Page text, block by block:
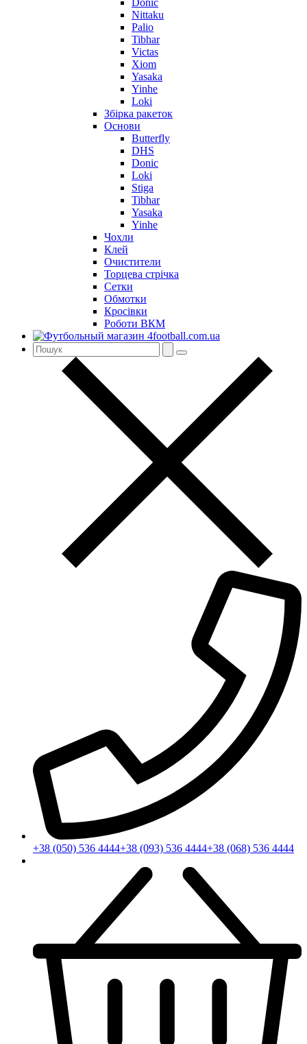
Nittaku
Palio
Tibhar
Victas
Xiom
Yasaka
Yinhe
Loki
Збірка ракеток
Основи
Butterfly
DHS
Donic
Loki
Stiga
Tibhar
Yasaka
Yinhe
Чохли
Клей
Очистители
Торцева стрічка
Сетки
Обмотки
Кросівки
Роботи ВКМ
+38 (050) 536 4444+38 (093) 536 4444+38 (068) 536 4444